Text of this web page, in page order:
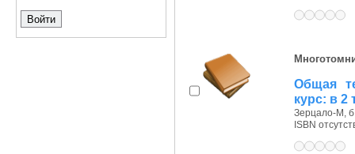
Общая
курс: в 2
Зерцало-М,
ISBN